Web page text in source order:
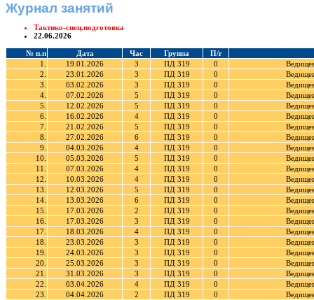
Журнал занятий
Тактико-спец.подготовка
22.06.2026
№ п.п Дата Час Группа
П/г
1.
19.01.2026 3 ПД 319 0
2.
23.01.2026 3 ПД 319 0
3.
03.02.2026 3 ПД 319 0
4.
07.02.2026 5 ПД 319 0
5.
12.02.2026 5 ПД 319 0
6.
16.02.2026 4 ПД 319 0
7.
21.02.2026 5 ПД 319 0
8.
27.02.2026 6 ПД 319 0
9.
04.03.2026 4 ПД 319 0
10.
05.03.2026 5 ПД 319 0
11.
07.03.2026 4 ПД 319 0
12.
10.03.2026 4 ПД 319 0
13.
12.03.2026 5 ПД 319 0
14.
13.03.2026 6 ПД 319 0
15.
17.03.2026 2 ПД 319 0
16.
17.03.2026 3 ПД 319 0
17.
18.03.2026 4 ПД 319 0
18.
23.03.2026 3 ПД 319 0
19.
24.03.2026 3 ПД 319 0
20.
25.03.2026 3 ПД 319 0
21.
31.03.2026 3 ПД 319 0
22.
03.04.2026 4 ПД 319 0
23.
04.04.2026 2 ПД 319 0